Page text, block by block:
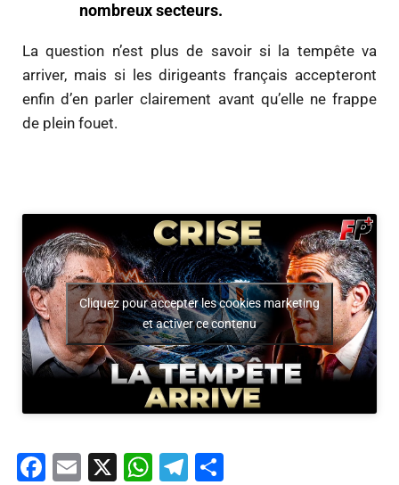
nombreux secteurs.
La question n’est plus de savoir si la tempête va
arriver, mais si les dirigeants français accepteront
enfin d’en parler clairement avant qu’elle ne frappe
de plein fouet.
Cliquez pour accepter les cookies marketing
et activer ce contenu
Facebook
Email
X WhatsApp
Telegram